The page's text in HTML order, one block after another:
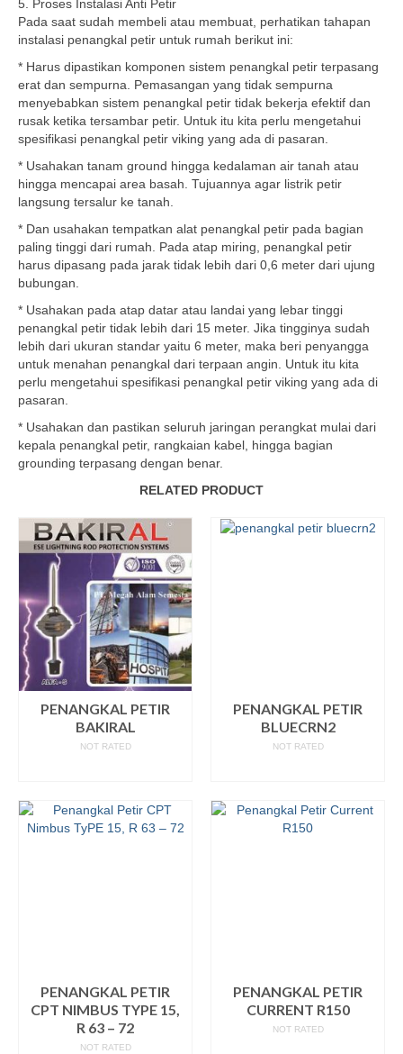
5. Proses Instalasi Anti Petir
Pada saat sudah membeli atau membuat, perhatikan tahapan
instalasi penangkal petir untuk rumah berikut ini:
* Harus dipastikan komponen sistem penangkal petir terpasang
erat dan sempurna. Pemasangan yang tidak sempurna
menyebabkan sistem penangkal petir tidak bekerja efektif dan
rusak ketika tersambar petir. Untuk itu kita perlu mengetahui
spesifikasi penangkal petir viking yang ada di pasaran.
* Usahakan tanam ground hingga kedalaman air tanah atau
hingga mencapai area basah. Tujuannya agar listrik petir
langsung tersalur ke tanah.
* Dan usahakan tempatkan alat penangkal petir pada bagian
paling tinggi dari rumah. Pada atap miring, penangkal petir
harus dipasang pada jarak tidak lebih dari 0,6 meter dari ujung
bubungan.
* Usahakan pada atap datar atau landai yang lebar tinggi
penangkal petir tidak lebih dari 15 meter. Jika tingginya sudah
lebih dari ukuran standar yaitu 6 meter, maka beri penyangga
untuk menahan penangkal dari terpaan angin. Untuk itu kita
perlu mengetahui spesifikasi penangkal petir viking yang ada di
pasaran.
* Usahakan dan pastikan seluruh jaringan perangkat mulai dari
kepala penangkal petir, rangkaian kabel, hingga bagian
grounding terpasang dengan benar.
RELATED PRODUCT
PENANGKAL PETIR
BAKIRAL
NOT RATED
PENANGKAL PETIR
BLUECRN2
NOT RATED
PENANGKAL PETIR
CPT NIMBUS TYPE 15,
R 63 – 72
NOT RATED
PENANGKAL PETIR
CURRENT R150
NOT RATED